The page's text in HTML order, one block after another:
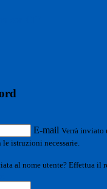
E-mail Verrà inviato
istruzioni necessarie.
al nome utente? Effettua il